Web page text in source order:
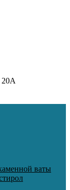
20А
ваты